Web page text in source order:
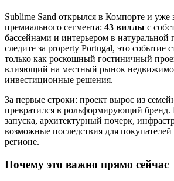
Sublime Sand открылся в Компорте и уже
премиального сегмента: 43 виллы с
бассейнами и интерьером в натуральной
следите за property Portugal, это
только как роскошный гостиничный
влияющий на местный рынок
инвестиционные решения.
За первые строки: проект вырос из
превратился в рольформирующий
запуска, архитектурный почерк,
возможные последствия для
регионе.
Почему это важно прямо сейчас